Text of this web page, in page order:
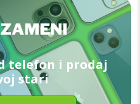
telefon i prodaj
stari